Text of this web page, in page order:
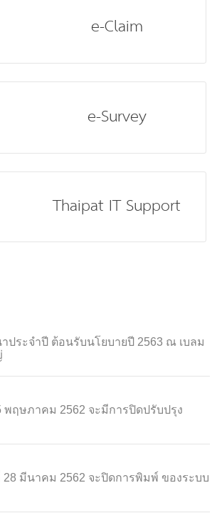
e-Claim
e-Survey
Thaipat IT Support
ประจำปี ต้อนรับนโยบายปี 2563 ณ เบลม
พฤษภาคม 2562 จะมีการปิดปรับปรุง
มีนาคม 2562 จะปิดการพิมพ์ ของระบบ